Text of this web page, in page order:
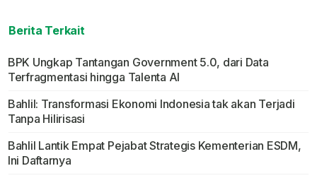
Berita Terkait
BPK Ungkap Tantangan Government 5.0, dari Data
Terfragmentasi hingga Talenta AI
Bahlil: Transformasi Ekonomi Indonesia tak akan Terjadi
Tanpa Hilirisasi
Bahlil Lantik Empat Pejabat Strategis Kementerian ESDM,
Ini Daftarnya